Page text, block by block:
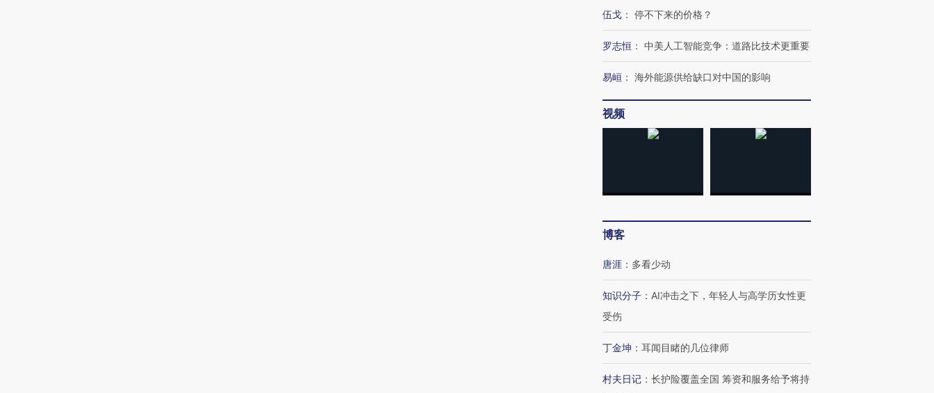
伍戈 ： 停不下来的价格？
罗志恒 ： 中美人工智能竞争：道路比技术更重要
易峘 ： 海外能源供给缺口对中国的影响
视频
博客
唐涯 ： 多看少动
知识分子 ： AI冲击之下，年轻人与高学历女性更
受伤
丁金坤 ： 耳闻目睹的几位律师
村夫日记 ： 长护险覆盖全国 筹资和服务给予将持